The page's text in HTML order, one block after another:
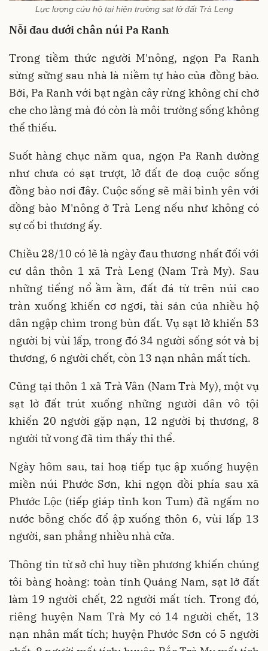
Lực lượng cứu hộ tại hiện trường sạt lở đất Trà Leng
Nỗi đau dưới chân núi Pa Ranh
Trong tiềm thức người M'nông, ngọn Pa Ranh
sừng sững sau nhà là niềm tự hào của đồng bào.
Bởi, Pa Ranh với bạt ngàn cây rừng không chỉ chở
che cho làng mà đó còn là môi trường sống không
thể thiếu.
Suốt hàng chục năm qua, ngọn Pa Ranh dường
như chưa có sạt trượt, lở đất đe doạ cuộc sống
đồng bào nơi đây. Cuộc sống sẽ mãi bình yên với
đồng bào M'nông ở Trà Leng nếu như không có
sự cố bi thương ấy.
Chiều 28/10 có lẽ là ngày đau thương nhất đối với
cư dân thôn 1 xã Trà Leng (Nam Trà My). Sau
những tiếng nổ ầm ầm, đất đá từ trên núi cao
tràn xuống khiến cơ ngơi, tài sản của nhiều hộ
dân ngập chìm trong bùn đất. Vụ sạt lở khiến 53
người bị vùi lấp, trong đó 34 người sống sót và bị
thương, 6 người chết, còn 13 nạn nhân mất tích.
Cũng tại thôn 1 xã Trà Vân (Nam Trà My), một vụ
sạt lở đất trút xuống những người dân vô tội
khiến 20 người gặp nạn, 12 người bị thương, 8
người tử vong đã tìm thấy thi thể.
Ngày hôm sau, tai hoạ tiếp tục ập xuống huyện
miền núi Phước Sơn, khi ngọn đồi phía sau xã
Phước Lộc (tiếp giáp tỉnh kon Tum) đã ngấm no
nước bỗng chốc đổ ập xuống thôn 6, vùi lấp 13
người, san phẳng nhiều nhà cửa.
Thông tin từ sở chỉ huy tiền phương khiến chúng
tôi bàng hoàng: toàn tỉnh Quảng Nam, sạt lở đất
làm 19 người chết, 22 người mất tích. Trong đó,
riêng huyện Nam Trà My có 14 người chết, 13
nạn nhân mất tích; huyện Phước Sơn có 5 người